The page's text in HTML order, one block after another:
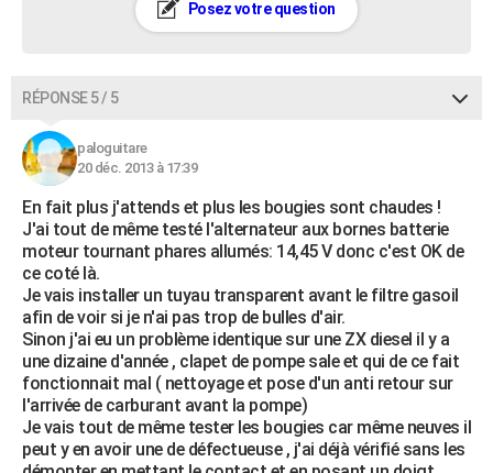
Posez votre question
RÉPONSE 5 / 5
paloguitare
20 déc. 2013 à 17:39
En fait plus j'attends et plus les bougies sont chaudes !
J'ai tout de même testé l'alternateur aux bornes batterie
moteur tournant phares allumés: 14,45 V donc c'est OK de
ce coté là.
Je vais installer un tuyau transparent avant le filtre gasoil
afin de voir si je n'ai pas trop de bulles d'air.
Sinon j'ai eu un problème identique sur une ZX diesel il y a
une dizaine d'année , clapet de pompe sale et qui de ce fait
fonctionnait mal ( nettoyage et pose d'un anti retour sur
l'arrivée de carburant avant la pompe)
Je vais tout de même tester les bougies car même neuves il
peut y en avoir une de défectueuse , j'ai déjà vérifié sans les